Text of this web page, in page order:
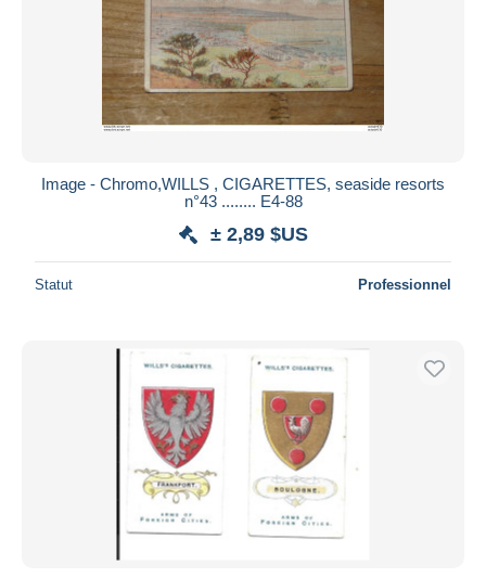
Méthodes de paiement
PayPal
Virement bancaire
Visa
Mastercard
iDeal
Appliquer
Image - Chromo,WILLS , CIGARETTES, seaside resorts
n°43 ........ E4-88
± 2,89 $US
Statut Professionnel